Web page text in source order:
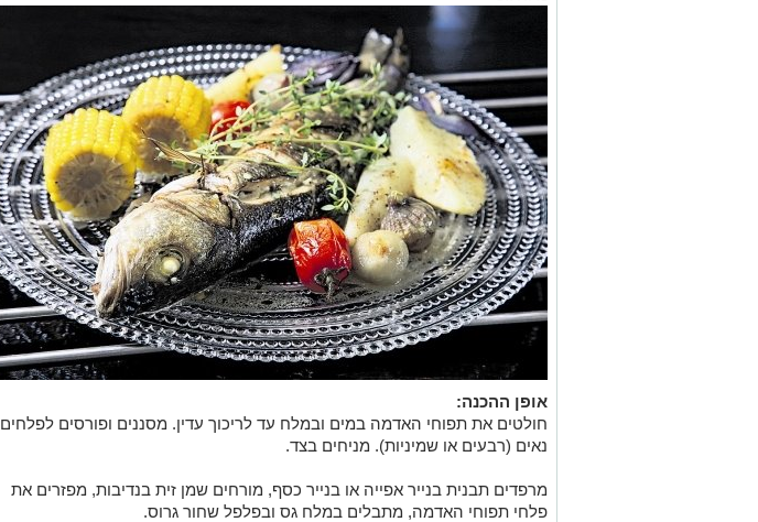
אופן ההכנה:
חולטים את תפוחי האדמה במים ובמלח עד לריכוך עדין. מסננים ופורסים לפלחים
נאים (רבעים או שמיניות). מניחים בצד.
מרפדים תבנית בנייר אפייה או בנייר כסף, מורחים שמן זית בנדיבות, מפזרים את
פלחי תפוחי האדמה, מתבלים במלח גס ובפלפל שחור גרוס.